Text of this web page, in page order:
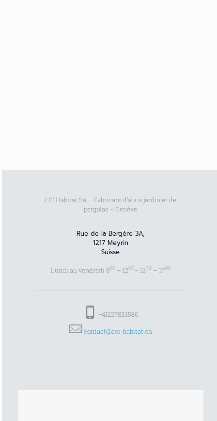
CEI Habitat Sa – Fabricant d’abris jardin et de
pergolas – Genève
Rue de la Bergère 3A,
1217 Meyrin
Suisse
Lundi au vendredi 800– 1200– 1330– 1700
+41227823580
contact@cei-habitat.ch